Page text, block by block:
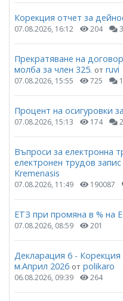
Корекция отчет за
07.08.2026, 16:12 204 3
Прекратяване на
молба за член 325. от ruvi
07.08.2026, 15:55 725
Процент на осигуровки
07.08.2026, 15:13 174 2
Въпроси за електронна
електронен трудов
Kremenasis
07.08.2026, 11:49 190087
ЕТЗ при промяна в % на
07.08.2026, 08:59 201
Декларация 6 -
м.Април 2026 от polikaro
06.08.2026, 09:39 264